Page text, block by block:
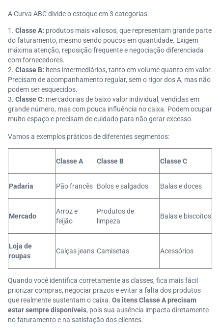
A Curva ABC divide o estoque em 3 categorias:
Classe A: produtos mais valiosos, que representam grande parte
do faturamento, mesmo sendo poucos em quantidade. Exigem
máxima atenção, reposição frequente e negociação diferenciada
com fornecedores.
Classe B: itens intermediários, tanto em volume quanto em valor.
Precisam de acompanhamento regular, sem o rigor dos A, mas não
podem ser esquecidos.
Classe C: mercadorias de baixo valor individual, vendidas em
grande número, mas com pouca influência no caixa. Podem ocupar
muito espaço e precisam de cuidado para não gerar excesso.
Vamos a exemplos práticos de diferentes segmentos:
Classe A Classe B Classe C
Padaria Pão francês Bolos e salgados Balas e doces
Mercado
Arroz e
feijão
Produtos de
limpeza
Balas e biscoitos
Loja de
roupas
Calças jeans Camisetas Acessórios
Quando você identifica corretamente as classes, fica mais fácil
priorizar compras, negociar prazos e evitar a falta dos produtos
que realmente sustentam o caixa. Os itens Classe A precisam
estar sempre disponíveis, pois sua ausência impacta diretamente
no faturamento e na satisfação dos clientes.